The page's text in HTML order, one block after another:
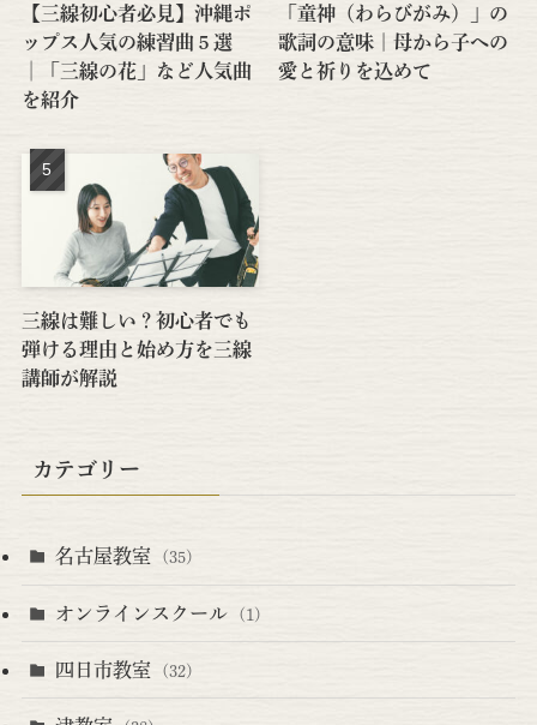
【三線初心者必見】沖縄ポ
ップス人気の練習曲５選
│「三線の花」など人気曲
を紹介
「童神（わらびがみ）」の
歌詞の意味｜母から子への
愛と祈りを込めて
三線は難しい？初心者でも
弾ける理由と始め方を三線
講師が解説
カテゴリー
名古屋教室 (35)
オンラインスクール (1)
四日市教室 (32)